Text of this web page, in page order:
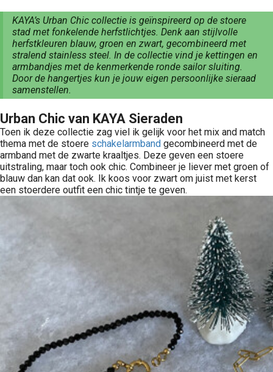
KAYA’s Urban Chic collectie is geïnspireerd op de stoere
stad met fonkelende herfstlichtjes. Denk aan stijlvolle
herfstkleuren blauw, groen en zwart, gecombineerd met
stralend stainless steel. In de collectie vind je kettingen en
armbandjes met de kenmerkende ronde sailor sluiting.
Door de hangertjes kun je jouw eigen persoonlijke sieraad
samenstellen.
Urban Chic van KAYA Sieraden
Toen ik deze collectie zag viel ik gelijk voor het mix and match
thema met de stoere schakelarmband gecombineerd met de
armband met de zwarte kraaltjes. Deze geven een stoere
uitstraling, maar toch ook chic. Combineer je liever met groen of
blauw dan kan dat ook. Ik koos voor zwart om juist met kerst
een stoerdere outfit een chic tintje te geven.